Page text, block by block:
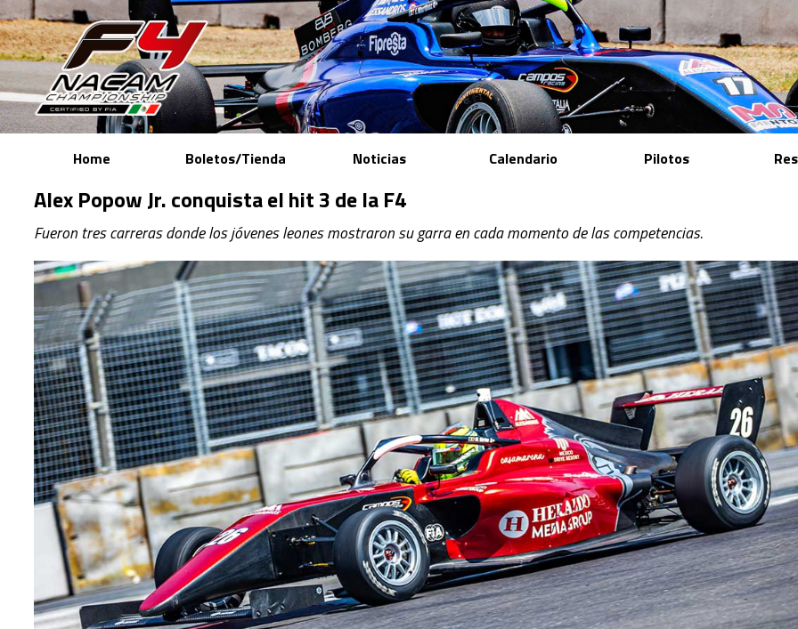
Home Boletos/Tienda Noticias Calendario Pilotos
Alex Popow Jr. conquista el hit 3 de la F4
Fueron tres carreras donde los jóvenes leones mostraron su garra en cada momento de las competencias.